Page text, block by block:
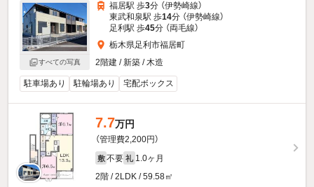
すべての写真
福居駅 歩3分 （伊勢崎線）
東武和泉駅 歩14分 （伊勢崎線）
足利駅 歩45分 （両毛線）
栃木県足利市福居町
2階建 / 新築 / 木造
駐車場あり 駐輪場あり 宅配ボックス
7.7万円
（管理費2,200円）
敷 不要 礼 1.0ヶ月
2階 / 2LDK / 59.58㎡